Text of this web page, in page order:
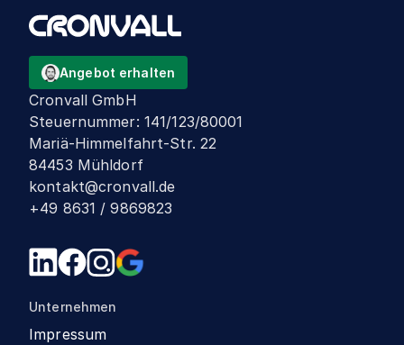
Angebot erhalten
Cronvall GmbH
Steuernummer: 141/123/80001
Mariä-Himmelfahrt-Str. 22
84453 Mühldorf
kontakt@cronvall.de
+49 8631 / 9869823
Unternehmen
Impressum